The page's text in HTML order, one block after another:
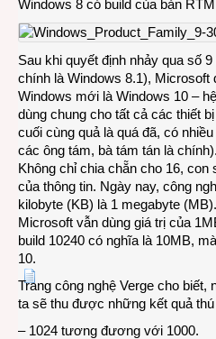
Windows 8 có build của bản
Sau khi quyết định nhảy qua số
chính là Windows 8.1), Microsoft
Windows mới là Windows 10 –
dùng chung cho tất cả các thiết
cuối cùng quả là quá đã, có
các ông tám, bà tám tán là
Không chỉ chia chẵn cho 16, con
của thông tin. Ngày nay, công
kilobyte (KB) là 1 megabyte
Microsoft vẫn dùng giá trị của
build 10240 có nghĩa là 10MB,
10.
Trang công nghệ Verge cho
ta sẽ thu được những kết quả
– 1024 tương đương với 1000.